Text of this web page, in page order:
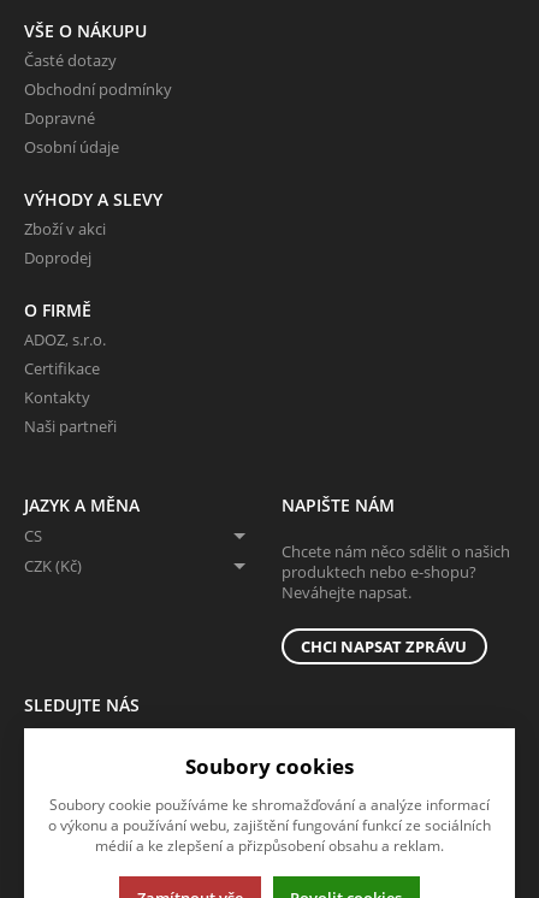
VŠE O NÁKUPU
Časté dotazy
Obchodní podmínky
Dopravné
Osobní údaje
VÝHODY A SLEVY
Zboží v akci
Doprodej
O FIRMĚ
ADOZ, s.r.o.
Certifikace
Kontakty
Naši partneři
JAZYK A MĚNA
CS
CZK (Kč)
NAPIŠTE NÁM
Chcete nám něco sdělit o našich
produktech nebo e-shopu?
Neváhejte napsat.
CHCI NAPSAT ZPRÁVU
SLEDUJTE NÁS
Soubory cookies
Soubory cookie používáme ke shromažďování a analýze informací
o výkonu a používání webu, zajištění fungování funkcí ze sociálních
médií a ke zlepšení a přizpůsobení obsahu a reklam.